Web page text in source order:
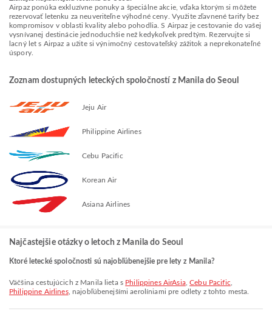
Airpaz ponúka exkluzívne ponuky a špeciálne akcie, vďaka ktorým si môžete
rezervovať letenku za neuveriteľne výhodné ceny. Využite zľavnené tarify bez
kompromisov v oblasti kvality alebo pohodlia. S Airpaz je cestovanie do vašej
vysnívanej destinácie jednoduchšie než kedykoľvek predtým. Rezervujte si
lacný let s Airpaz a užite si výnimočný cestovateľský zážitok a neprekonateľné
úspory.
Zoznam dostupných leteckých spoločností z Manila do Seoul
Jeju Air
Philippine Airlines
Cebu Pacific
Korean Air
Asiana Airlines
Najčastejšie otázky o letoch z Manila do Seoul
Ktoré letecké spoločnosti sú najobľúbenejšie pre lety z Manila?
Väčšina cestujúcich z Manila lieta s Philippines AirAsia,Cebu Pacific
Philippine Airlines, najobľúbenejšími aerolíniami pre odlety z tohto mesta.